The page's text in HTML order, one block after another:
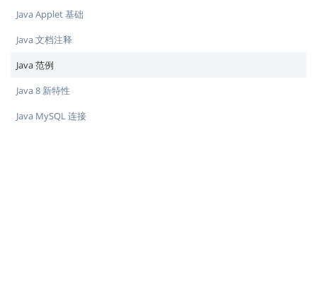
Java Applet 基础
Java 文档注释
Java 范例
Java 8 新特性
Java MySQL 连接